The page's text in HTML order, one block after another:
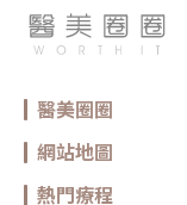
醫美圈圈
網站地圖
熱門療程